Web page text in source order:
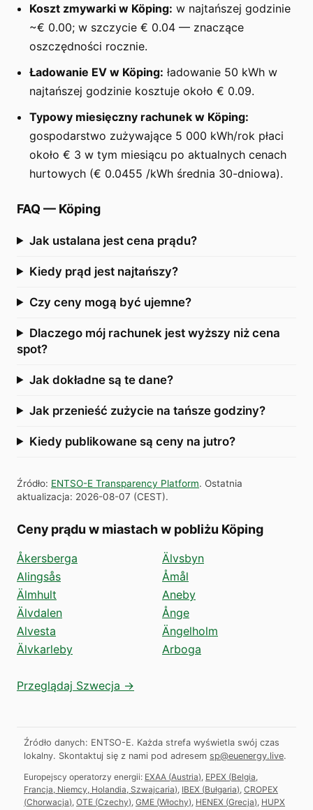
Koszt zmywarki w Köping: w najtańszej godzinie
~€ 0.00; w szczycie € 0.04 — znaczące
oszczędności rocznie.
Ładowanie EV w Köping: ładowanie 50 kWh w
najtańszej godzinie kosztuje około € 0.09.
Typowy miesięczny rachunek w Köping:
gospodarstwo zużywające 5 000 kWh/rok płaci
około € 3 w tym miesiącu po aktualnych cenach
hurtowych (€ 0.0455 /kWh średnia 30-dniowa).
FAQ — Köping
Jak ustalana jest cena prądu?
Kiedy prąd jest najtańszy?
Czy ceny mogą być ujemne?
Dlaczego mój rachunek jest wyższy niż cena
spot?
Jak dokładne są te dane?
Jak przenieść zużycie na tańsze godziny?
Kiedy publikowane są ceny na jutro?
Źródło: ENTSO-E Transparency Platform. Ostatnia
aktualizacja: 2026-08-07 (CEST).
Ceny prądu w miastach w pobliżu Köping
Åkersberga
Alingsås
Älmhult
Älvdalen
Alvesta
Älvkarleby
Älvsbyn
Åmål
Aneby
Ånge
Ängelholm
Arboga
Przeglądaj Szwecja →
Źródło danych: ENTSO-E. Każda strefa wyświetla swój czas
lokalny. Skontaktuj się z nami pod adresem sp@euenergy.live.
Europejscy operatorzy energii: EXAA (Austria) EPEX (Belgia,
Francja, Niemcy, Holandia, Szwajcaria) IBEX (Bułgaria) CROPEX
(Chorwacja) OTE (Czechy) GME (Włochy) HENEX (Grecja) HUPX